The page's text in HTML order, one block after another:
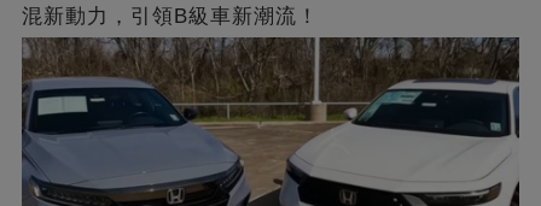
混新動力，引領B級車新潮流！